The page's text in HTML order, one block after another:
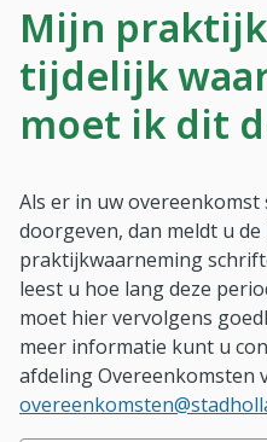
Mijn
tijdelijk
moet ik dit
Als er in uw
doorgeven, dan meldt u
praktijkwaarneming
leest u hoe lang deze
moet hier vervolgens
meer informatie kunt u
afdeling Overeenkomsten